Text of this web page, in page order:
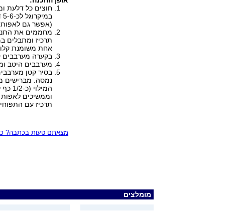
חוצים כל דלעת
(אפשר גם
תרכיז ומתבלים
אחת משומנת
בקערה מערבבים
מערבבים היטב
בסיר קטן
נמסה. מברישים
תרכיז עם
מצאתם טעות בכתבה?
מומלצים